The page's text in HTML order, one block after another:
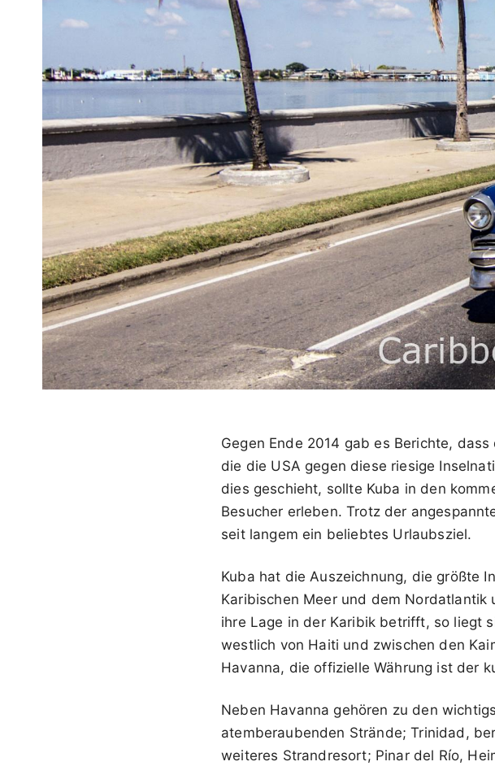
Gegen Ende 2014 gab es Berichte,
die die USA gegen diese riesige
dies geschieht, sollte Kuba in den
Besucher erleben. Trotz der
seit langem ein beliebtes Urlaubsziel.
Kuba hat die Auszeichnung, die größte
Karibischen Meer und dem Nordatlantik
ihre Lage in der Karibik betrifft, so liegt
westlich von Haiti und zwischen den
Havanna, die offizielle Währung ist der
Neben Havanna gehören zu den
atemberaubenden Strände; Trinidad,
weiteres Strandresort; Pinar del Río,